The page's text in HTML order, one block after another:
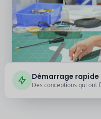
Démarrage rapide
Des conceptions qui ont